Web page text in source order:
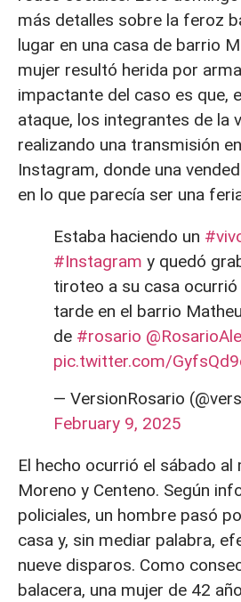
más detalles sobre la feroz
lugar en una casa de barrio
mujer resultó herida por
impactante del caso es que,
ataque, los integrantes de la
realizando una transmisión
Instagram, donde una
en lo que parecía ser una
Estaba haciendo un
#Instagram y quedó
tiroteo a su casa ocurrió
tarde en el barrio
de #rosario
pic.twitter.com/
— VersionRosario
February 9, 2025
El hecho ocurrió el sábado al
Moreno y Centeno. Según
policiales, un hombre pasó
casa y, sin mediar palabra,
nueve disparos. Como
balacera, una mujer de 42